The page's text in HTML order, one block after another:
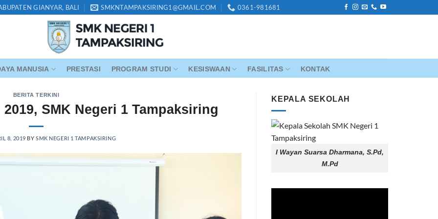
GIANYAR, BALI SMKNTAMPAKSIRING1@GMAIL.COM 0361-981681
MANUSIA PRESTASI PROGRAM STUDI KESISWAAN FASILITAS KONTAK
BERITA TERKINI
SMK Negeri 1 Tampaksiring
8, 2019 BYSMK NEGERI 1 TAMPAKSIRING
KEPALA SEKOLAH
I Wayan Suarsa Dharmana, S.Pd,
M.Pd